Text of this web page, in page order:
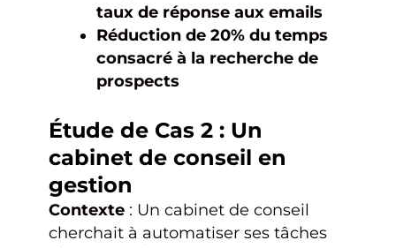
taux de réponse aux emails
Réduction de 20% du temps
consacré à la recherche de
prospects
Étude de Cas 2 : Un
cabinet de conseil en
gestion
Contexte: Un cabinet de conseil
cherchait à automatiser ses tâches